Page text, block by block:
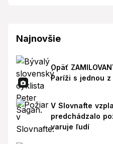
Najnovšie
Opäť
Paríži s jednou z
V Slovnafte
predchádzalo
varuje ľudí